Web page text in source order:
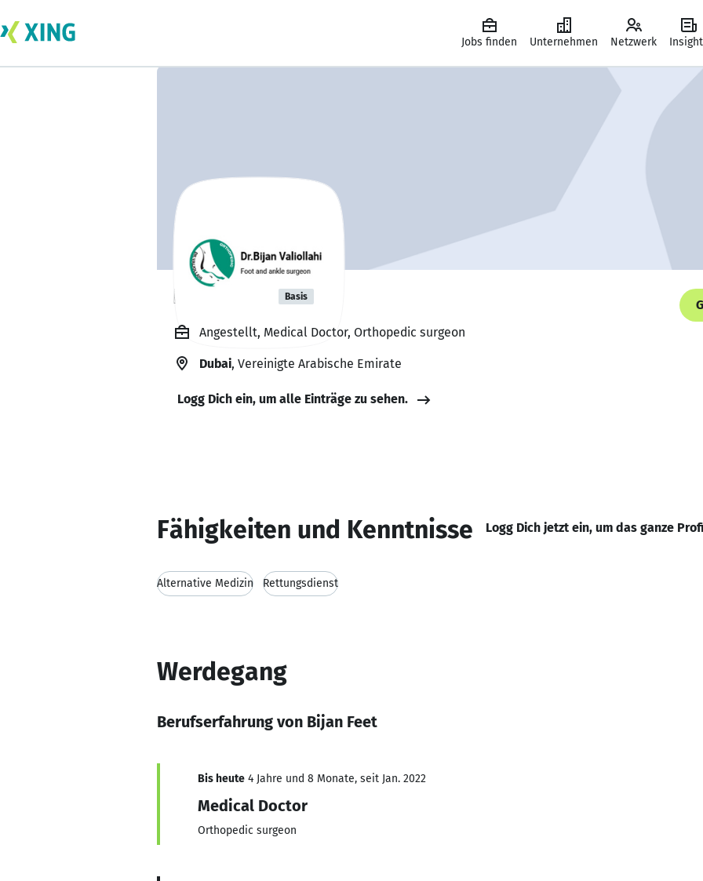
Jobs finden Unternehmen Netzwerk
Bijan Feet Basis
Angestellt, Medical Doctor, Orthopedic surgeon
Dubai, Vereinigte Arabische Emirate
Logg Dich ein, um alle Einträge zu sehen.
Fähigkeiten und Kenntnisse Logg Dich jetzt ein, um das ganze
Alternative Medizin Rettungsdienst
Werdegang
Berufserfahrung von Bijan Feet
Bis heute 4 Jahre und 8 Monate, seit Jan. 2022
Medical Doctor
Orthopedic surgeon